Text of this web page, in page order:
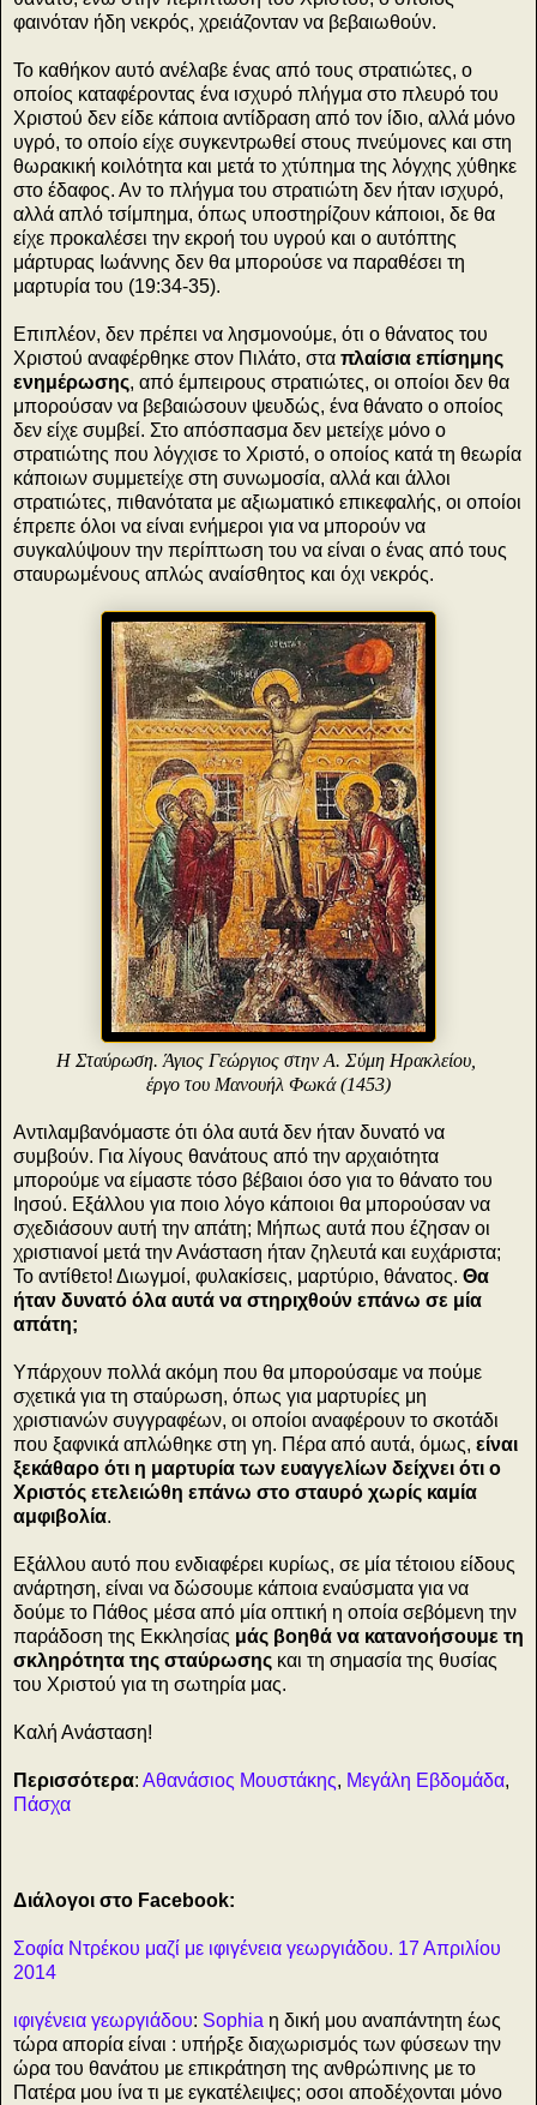
φαινόταν ήδη νεκρός, χρειάζονταν να βεβαιωθούν.
Το καθήκον αυτό ανέλαβε ένας από τους στρατιώτες, ο
οποίος καταφέροντας ένα ισχυρό πλήγμα στο πλευρό του
Χριστού δεν είδε κάποια αντίδραση από τον ίδιο, αλλά μόνο
υγρό, το οποίο είχε συγκεντρωθεί στους πνεύμονες και στη
θωρακική κοιλότητα και μετά το χτύπημα της λόγχης χύθηκε
στο έδαφος. Αν το πλήγμα του στρατιώτη δεν ήταν ισχυρό,
αλλά απλό τσίμπημα, όπως υποστηρίζουν κάποιοι, δε θα
είχε προκαλέσει την εκροή του υγρού και ο αυτόπτης
μάρτυρας Ιωάννης δεν θα μπορούσε να παραθέσει τη
μαρτυρία του (19:34-35).
Επιπλέον, δεν πρέπει να λησμονούμε, ότι ο θάνατος του
Χριστού αναφέρθηκε στον Πιλάτο, στα πλαίσια επίσημης
ενημέρωσης, από έμπειρους στρατιώτες, οι οποίοι δεν θα
μπορούσαν να βεβαιώσουν ψευδώς, ένα θάνατο ο οποίος
δεν είχε συμβεί. Στο απόσπασμα δεν μετείχε μόνο ο
στρατιώτης που λόγχισε το Χριστό, ο οποίος κατά τη θεωρία
κάποιων συμμετείχε στη συνωμοσία, αλλά και άλλοι
στρατιώτες, πιθανότατα με αξιωματικό επικεφαλής, οι οποίοι
έπρεπε όλοι να είναι ενήμεροι για να μπορούν να
συγκαλύψουν την περίπτωση του να είναι ο ένας από τους
σταυρωμένους απλώς αναίσθητος και όχι νεκρός.
H Σταύρωση. Άγιος Γεώργιος στην A. Σύμη Hρακλείου,
έργο του Mανουήλ Φωκά (1453)
Αντιλαμβανόμαστε ότι όλα αυτά δεν ήταν δυνατό να
συμβούν. Για λίγους θανάτους από την αρχαιότητα
μπορούμε να είμαστε τόσο βέβαιοι όσο για το θάνατο του
Ιησού. Εξάλλου για ποιο λόγο κάποιοι θα μπορούσαν να
σχεδιάσουν αυτή την απάτη; Μήπως αυτά που έζησαν οι
χριστιανοί μετά την Ανάσταση ήταν ζηλευτά και ευχάριστα;
Το αντίθετο! Διωγμοί, φυλακίσεις, μαρτύριο, θάνατος. Θα
ήταν δυνατό όλα αυτά να στηριχθούν επάνω σε μία
απάτη;
Υπάρχουν πολλά ακόμη που θα μπορούσαμε να πούμε
σχετικά για τη σταύρωση, όπως για μαρτυρίες μη
χριστιανών συγγραφέων, οι οποίοι αναφέρουν το σκοτάδι
που ξαφνικά απλώθηκε στη γη. Πέρα από αυτά, όμως, είναι
ξεκάθαρο ότι η μαρτυρία των ευαγγελίων δείχνει ότι ο
Χριστός ετελειώθη επάνω στο σταυρό χωρίς καμία
αμφιβολία.
Εξάλλου αυτό που ενδιαφέρει κυρίως, σε μία τέτοιου είδους
ανάρτηση, είναι να δώσουμε κάποια εναύσματα για να
δούμε το Πάθος μέσα από μία οπτική η οποία σεβόμενη την
παράδοση της Εκκλησίας μάς βοηθά να κατανοήσουμε τη
σκληρότητα της σταύρωσης και τη σημασία της θυσίας
του Χριστού για τη σωτηρία μας.
Καλή Ανάσταση!
Περισσότερα: Αθανάσιος Μουστάκης, Μεγάλη Εβδομάδα,
Πάσχα
Διάλογοι στο Facebook:
Σοφία Ντρέκου μαζί με ιφιγένεια γεωργιάδου. 17 Απριλίου
2014
ιφιγένεια γεωργιάδου: Sophia η δική μου αναπάντητη έως
τώρα απορία είναι : υπήρξε διαχωρισμός των φύσεων την
ώρα του θανάτου με επικράτηση της ανθρώπινης με το
Πατέρα μου ίνα τι με εγκατέλειψες; οσοι αποδέχονται μόνο